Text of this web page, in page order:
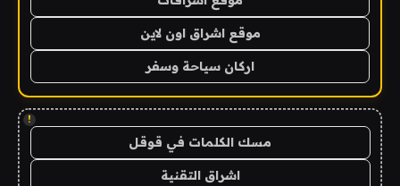
موقع اشراق اون لاين
اركان سياحة وسفر
!
مسك الكلمات في قوقل
اشراق التقنية